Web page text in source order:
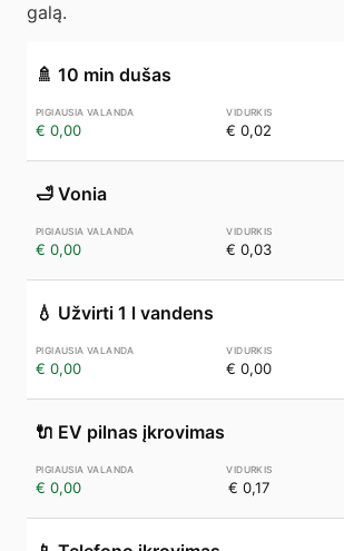
galą.
🚿 10 min dušas
€ 0,00 € 0,02
🛁 Vonia
€ 0,00 € 0,03
💧 Užvirti 1 l vandens
€ 0,00 € 0,00
🔌 EV pilnas įkrovimas
€ 0,00 € 0,17